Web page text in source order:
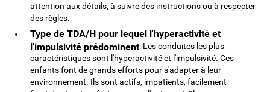
attention aux détails, à suivre des instructions ou à respecter
des règles.
Type de TDA/H pour lequel l'hyperactivité et
l'impulsivité prédominent: Les conduites les plus
caractéristiques sont l'hyperactivité et l'impulsivité. Ces
enfants font de grands efforts pour s'adapter à leur
environnement. Ils sont actifs, impatients, facilement